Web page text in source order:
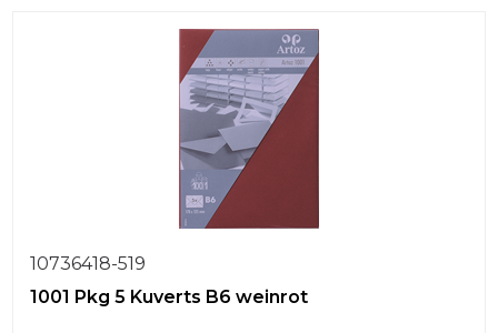
10736418-519
1001 Pkg 5 Kuverts B6 weinrot